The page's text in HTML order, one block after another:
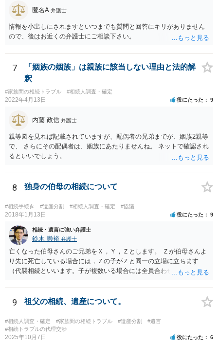
人は応じない姿勢を示していることから，実現は困難だと思います。
しどころ）としては，譲歩することを甘受しなければならないかもし
れません。
匿名A 弁護士
情報を小出しにされますといつまでも質問と回答にキリがありません
ので、後はお近くの弁護士にご相談下さい。
7
「姻族の姻族」は親族に該当しない理由と法的解
釈
#家族間の相続トラブル #相続人調査・確定
2022年4月13日 役にたった 9
内藤 政信 弁護士
親等図を見れば記載されていますが、配偶者の兄弟までが、姻族2親等
で、 さらにその配偶者は、姻族にあたりませんね。 ネットで確認され
るといいでしょう。
8 独身の伯母の相続について
#相続手続き #遺産分割 #相続人調査・確定 #協議
2018年1月13日 役にたった 9
相続・遺言に強い弁護士
鈴木 崇裕 弁護士
亡くなった伯母さんのご兄弟をＸ，Ｙ，Ｚとします。 Ｚが伯母さんよ
り先に死亡している場合には，Ｚの子がＺと同一の立場に立ちます
（代襲相続といいます。子が複数いる場合には全員合わせてＺと同一
つの相続分を有していますので， そのことを前提として，遺産分割協
議をすることになります（必ずしも３分の１ずつにしなくても，合意
ができれば構いません。）。 今後の対応としては， ①伯母さんの相続
財産（遺産）の全容を整理する（預貯金，有価証券，不動産等の有無
を調べることになります。） ②相続財産に照らし，相続税の申告の準
備をする（税理士の先生にご相談ください。） ③遺産分割協議をする
9 祖父の相続、遺産について。
#相続人調査・確定 #家族間の相続トラブル #遺産分割
#遺言
#相続トラブルの代理交渉
2025年10月7日 役にたった 6